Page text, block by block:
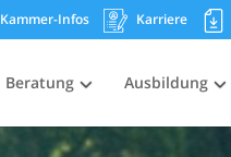
Kammer-Infos Karriere
Beratung Ausbildung